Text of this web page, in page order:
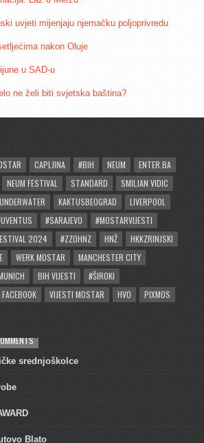
uvjeti mijenjaju njemačku poljoprivredu
nakon Oluje
u SAD-u
ne želi biti svjetska baština?
CAPLJINA #BIH NEUM
ENTER.BA
NEUM FESTIVAL STANDARD
SMILJAN VIDIC
KAKTUSBEOGRAD
LIVERPOOL
#SARAJEVO
#MOSTARVIJESTI
2024
#ZZOHNZ HNŽ
HKKZRINJSKI
WERK MOSTAR
MANCHESTER CITY
BIH VIJESTI
#ŠIROKI
FACEBOOK VIJESTI MOSTAR HVO
PIXMOS
srednjoškolce
Blato